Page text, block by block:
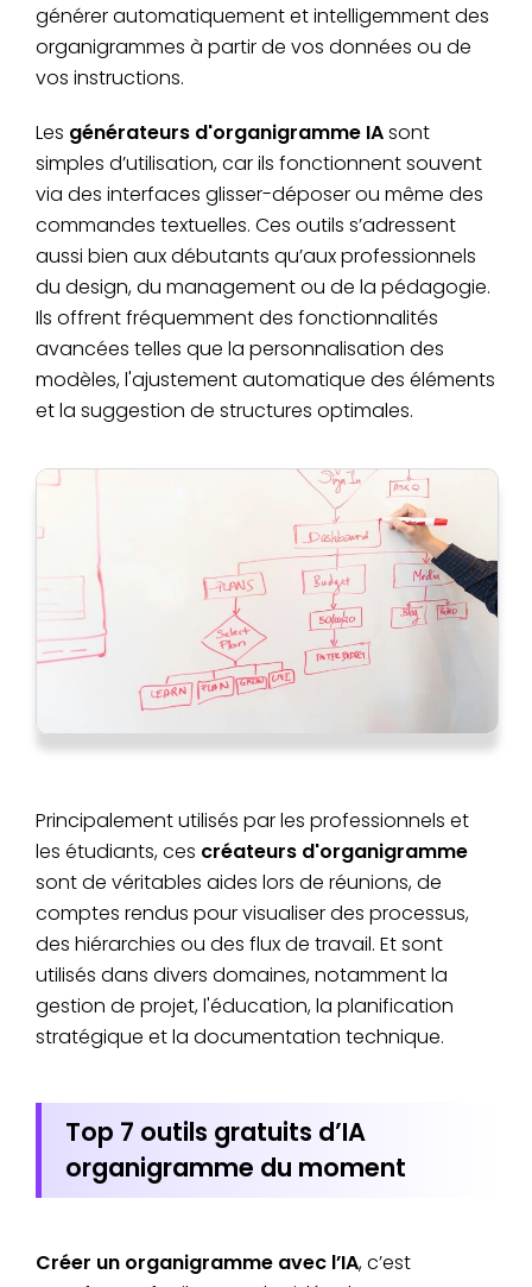
générer automatiquement et intelligemment des
organigrammes à partir de vos données ou de
vos instructions.
Les générateurs d'organigramme IAsont
simples d’utilisation, car ils fonctionnent souvent
via des interfaces glisser-déposer ou même des
commandes textuelles. Ces outils s’adressent
aussi bien aux débutants qu’aux professionnels
du design, du management ou de la pédagogie.
Ils offrent fréquemment des fonctionnalités
avancées telles que la personnalisation des
modèles, l'ajustement automatique des éléments
et la suggestion de structures optimales.
Principalement utilisés par les professionnels et
les étudiants, ces créateurs d'organigramme
sont de véritables aides lors de réunions, de
comptes rendus pour visualiser des processus,
des hiérarchies ou des flux de travail. Et sont
utilisés dans divers domaines, notamment la
gestion de projet, l'éducation, la planification
stratégique et la documentation technique.
Top 7 outils gratuits d’IA
organigramme du moment
Créer un organigramme avec l’IA, c’est